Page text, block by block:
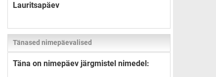
Lauritsapäev
Tänased nimepäevalised
Täna on nimepäev järgmistel nimedel: